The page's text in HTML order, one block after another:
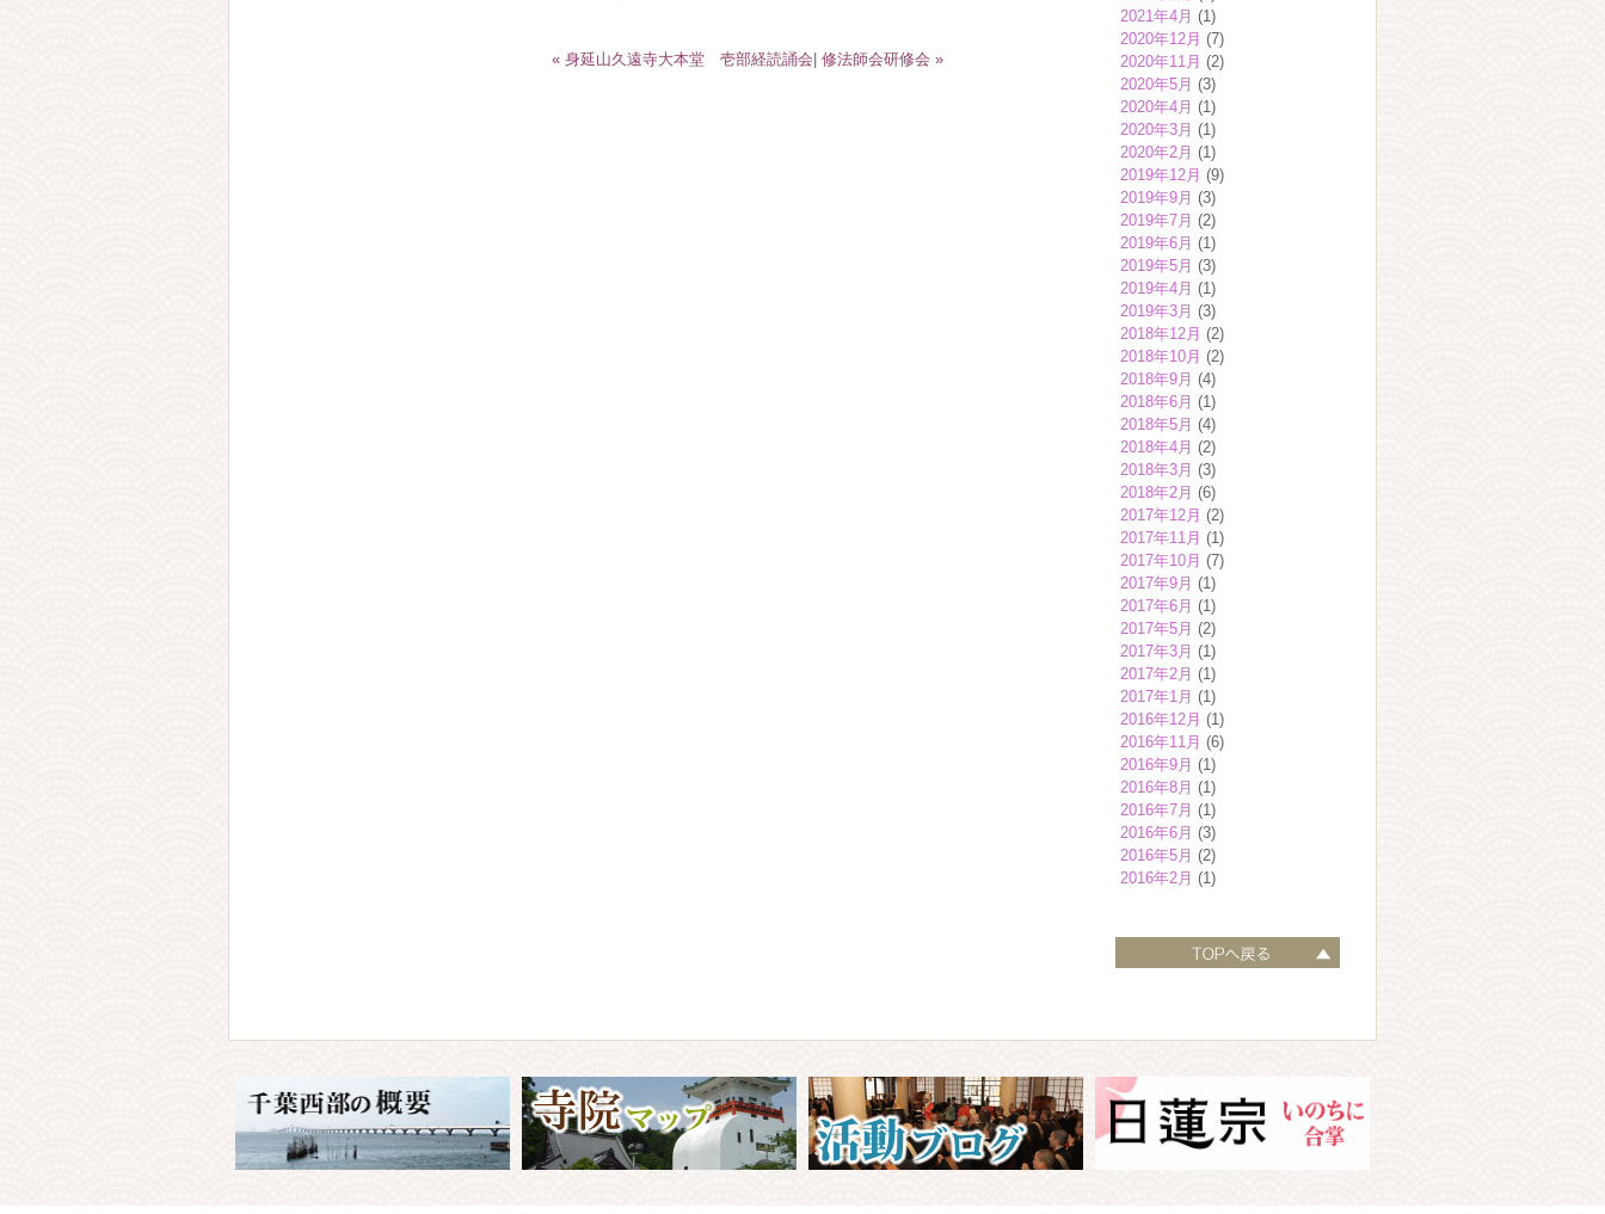
2021年4月 (1)
2020年12月 (7)
2020年11月 (2)
2020年5月 (3)
2020年4月 (1)
2020年3月 (1)
2020年2月 (1)
2019年12月 (9)
2019年9月 (3)
2019年7月 (2)
2019年6月 (1)
2019年5月 (3)
2019年4月 (1)
2019年3月 (3)
2018年12月 (2)
2018年10月 (2)
2018年9月 (4)
2018年6月 (1)
2018年5月 (4)
2018年4月 (2)
2018年3月 (3)
2018年2月 (6)
2017年12月 (2)
2017年11月 (1)
2017年10月 (7)
2017年9月 (1)
2017年6月 (1)
2017年5月 (2)
2017年3月 (1)
2017年2月 (1)
2017年1月 (1)
2016年12月 (1)
2016年11月 (6)
2016年9月 (1)
2016年8月 (1)
2016年7月 (1)
2016年6月 (3)
2016年5月 (2)
2016年2月 (1)
« 身延山久遠寺大本堂 壱部経読誦会 修法師会研修会 »